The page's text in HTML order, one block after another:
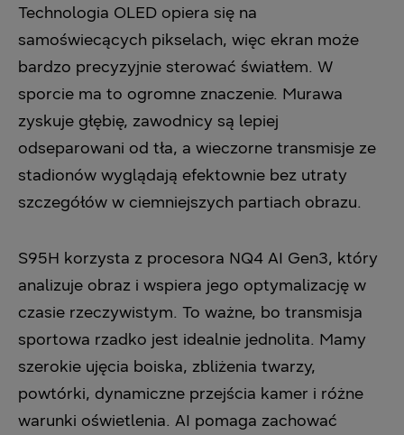
Technologia OLED opiera się na
samoświecących pikselach, więc ekran może
bardzo precyzyjnie sterować światłem. W
sporcie ma to ogromne znaczenie. Murawa
zyskuje głębię, zawodnicy są lepiej
odseparowani od tła, a wieczorne transmisje ze
stadionów wyglądają efektownie bez utraty
szczegółów w ciemniejszych partiach obrazu.
S95H korzysta z procesora NQ4 AI Gen3, który
analizuje obraz i wspiera jego optymalizację w
czasie rzeczywistym. To ważne, bo transmisja
sportowa rzadko jest idealnie jednolita. Mamy
szerokie ujęcia boiska, zbliżenia twarzy,
powtórki, dynamiczne przejścia kamer i różne
warunki oświetlenia. AI pomaga zachować